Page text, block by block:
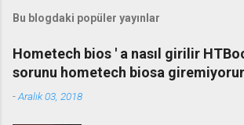
Bu blogdaki popüler yayınlar
Hometech bios ' a nasıl girilir
sorunu hometech biosa
-Aralık 03, 2018